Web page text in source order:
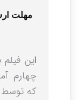
مهلت
این
چهارم
که توسط